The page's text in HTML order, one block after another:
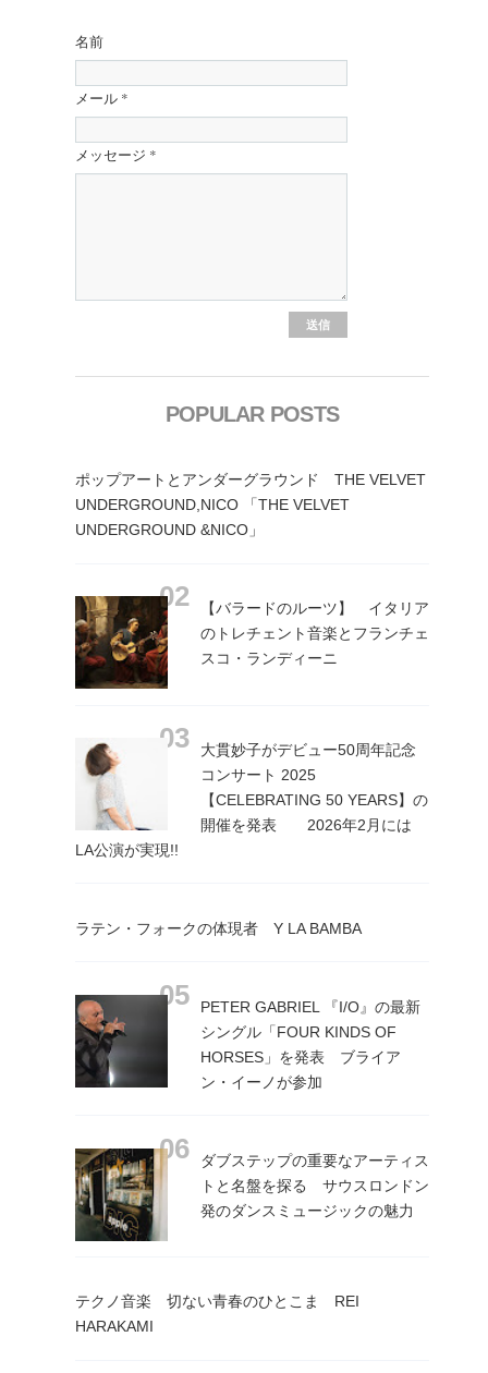
名前
メール *
メッセージ *
POPULAR POSTS
ポップアートとアンダーグラウンド THE VELVET
UNDERGROUND,NICO 「THE VELVET
UNDERGROUND &NICO」
【バラードのルーツ】 イタリア
のトレチェント音楽とフランチェ
スコ・ランディーニ
大貫妙子がデビュー50周年記念
コンサート 2025
【CELEBRATING 50 YEARS】の
開催を発表 2026年2月には
LA公演が実現!!
ラテン・フォークの体現者 Y LA BAMBA
PETER GABRIEL 『I/O』の最新
シングル「FOUR KINDS OF
HORSES」を発表 ブライア
ン・イーノが参加
ダブステップの重要なアーティス
トと名盤を探る サウスロンドン
発のダンスミュージックの魅力
テクノ音楽 切ない青春のひとこま REI
HARAKAMI